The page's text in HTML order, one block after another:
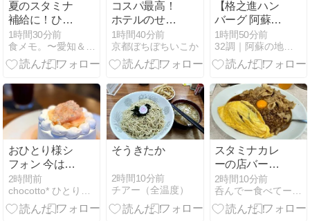
夏のスタミナ
補給に！ひつ
まぶし＠長楽
（豊川）
1時間30分前
コスパ最高！
ホテルのせん
べろ （ダイニ
ング&カフェ
烏丸御池）
1時間40分前
京都ぼちぼちいこか
【格之進ハン
バーグ 阿蘇く
まもと空港
店】
1時間50分前
32調｜阿蘇の地域ブログ
おひとり様シ
フォン 今は桃
♡ 紙屋町パー
ラー
2時間前
そうきたか
2時間10分前
チアー（全温度）
スタミナカレ
ーの店バーグ
肉のパラダイ
ス！挽き肉×
豚バラ生姜焼
2時間10分前